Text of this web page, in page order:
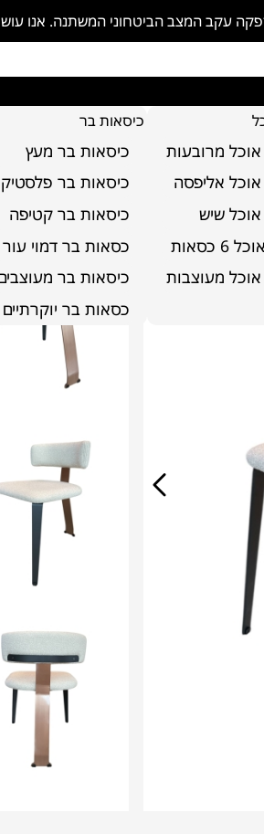
עקב המצב הביטחוני המשתנה.
אוכל מרובעות
אוכל אליפסה
אוכל שיש
6 כסאות
אוכל מעוצבות
כיסאות בר
כיסאות בר מעץ
כיסאות בר פלסטיק
כיסאות בר קטיפה
כסאות בר דמוי עור
כיסאות בר
כסאות בר יוקרתיים